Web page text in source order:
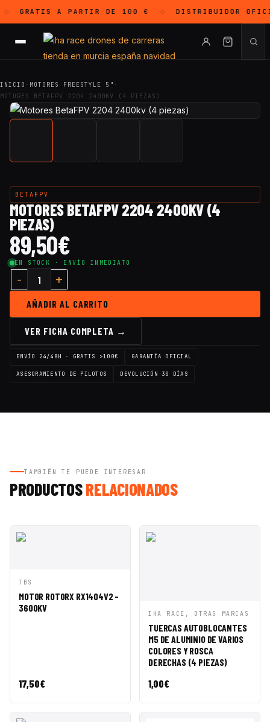
◇ GRATISA PARTIR DE 100 € ◇ DISTRIBUIDOR
INICIO · MOTORES FREESTYLE 5" ·
MOTORES BETAFPV 2204 2400KV (4 PIEZAS)
BETAFPV
MOTORES BETAFPV 2204 2400KV (4
PIEZAS)
89,50€
EN STOCK · ENVÍO INMEDIATO
AÑADIR AL CARRITO
VER FICHA COMPLETA →
ENVÍO 24/48H · GRATIS >100€ GARANTÍA OFICIAL
ASESORAMIENTO DE PILOTOS DEVOLUCIÓN 30 DÍAS
TAMBIÉN TE PUEDE INTERESAR
PRODUCTOSRELACIONADOS
VISTA
RÁPIDA
CESTA
TBS
MOTOR ROTORX RX1404V2 -
3600KV
17,50€
VISTA
RÁPIDA
AÑADIR A
CESTA
IHA RACE, OTRAS MARCAS
TUERCAS AUTOBLOCANTES
M5 DE ALUMINIO DE VARIOS
COLORES Y ROSCA
DERECHAS (4 PIEZAS)
1,00€